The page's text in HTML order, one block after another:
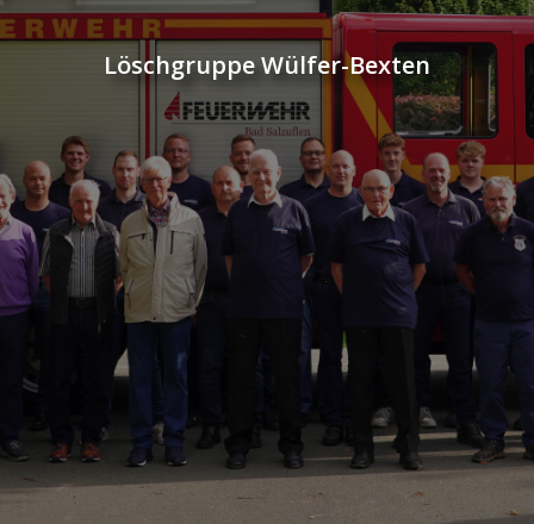
Löschgruppe Wülfer-Bexten